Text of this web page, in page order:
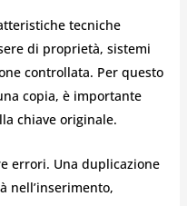
tecniche
di proprietà, sistemi
controllata. Per questo
copia, è importante
chiave originale.
errori. Una duplicazione
nell’inserimento,